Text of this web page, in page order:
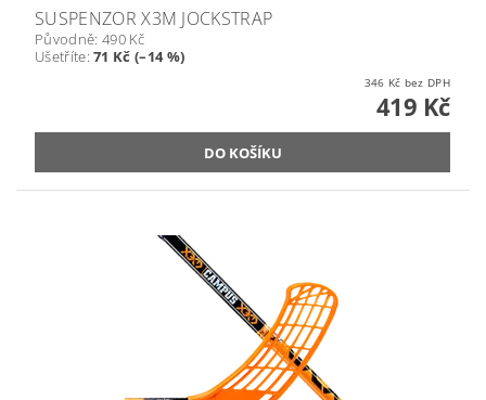
SUSPENZOR X3M JOCKSTRAP
Původně: 490 Kč
Ušetříte:71 Kč (–14 %)
346 Kč bez DPH
419 Kč